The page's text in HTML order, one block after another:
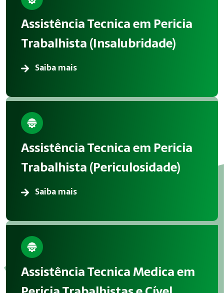
A aplicação correta de Perícias reduz acidentes, melhora
Atendimento em Salto
A Megatrab atua oferecendo consultoria especializada em
Assistência Tecnica em Pericia
Trabalhista (Insalubridade)
Saiba mais
Assistência Tecnica em Pericia
Trabalhista (Periculosidade)
Saiba mais
Assistência Tecnica Medica em